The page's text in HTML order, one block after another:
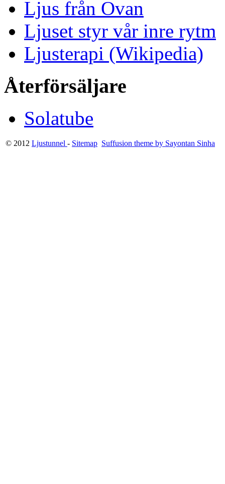
Ljus från Ovan
Ljuset styr vår inre rytm
Ljusterapi (Wikipedia)
Återförsäljare
Solatube
© 2012 Ljustunnel - Sitemap Suffusion theme by Sayontan Sinha